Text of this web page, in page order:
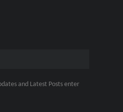
and Latest Posts enter